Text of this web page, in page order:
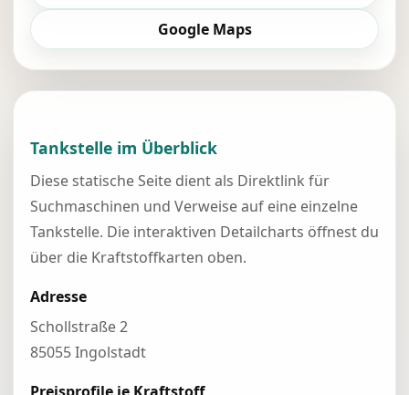
Google Maps
Tankstelle im Überblick
Diese statische Seite dient als Direktlink für
Suchmaschinen und Verweise auf eine einzelne
Tankstelle. Die interaktiven Detailcharts öffnest du
über die Kraftstoffkarten oben.
Adresse
Schollstraße 2
85055 Ingolstadt